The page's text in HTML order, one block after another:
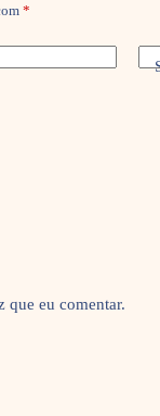
*
que eu comentar.